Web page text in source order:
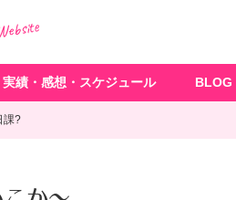
実績・感想・スケジュール BLOG
課?